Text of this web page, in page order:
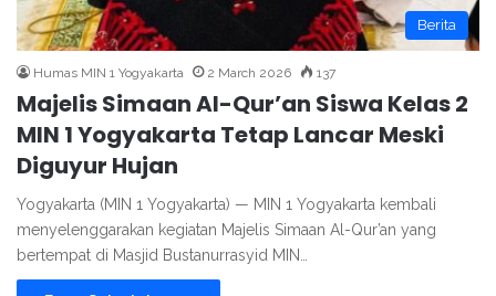
Berita
Humas MIN 1 Yogyakarta 2 March 2026 137
Majelis Simaan Al-Qur’an Siswa Kelas 2
MIN 1 Yogyakarta Tetap Lancar Meski
Diguyur Hujan
Yogyakarta (MIN 1 Yogyakarta) — MIN 1 Yogyakarta kembali
menyelenggarakan kegiatan Majelis Simaan Al-Qur’an yang
bertempat di Masjid Bustanurrasyid MIN…